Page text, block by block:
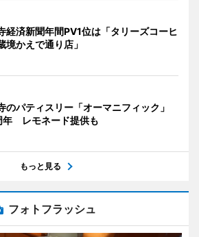
経済新聞年間PV1位は「タリーズコーヒ
境かえで通り店」
のパティスリー「オーマニフィック」
年 レモネード提供も
もっと見る
フォトフラッシュ